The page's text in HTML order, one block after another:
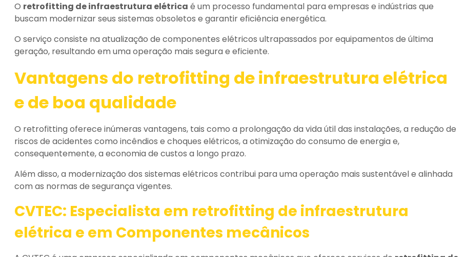
O retrofitting de infraestrutura elétrica é um processo fundamental para empresas e indústrias que
buscam modernizar seus sistemas obsoletos e garantir eficiência energética.
O serviço consiste na atualização de componentes elétricos ultrapassados por equipamentos de última
geração, resultando em uma operação mais segura e eficiente.
Vantagens do retrofitting de infraestrutura elétrica
e de boa qualidade
O retrofitting oferece inúmeras vantagens, tais como a prolongação da vida útil das instalações, a redução de
riscos de acidentes como incêndios e choques elétricos, a otimização do consumo de energia e,
consequentemente, a economia de custos a longo prazo.
Além disso, a modernização dos sistemas elétricos contribui para uma operação mais sustentável e alinhada
com as normas de segurança vigentes.
CVTEC: Especialista em retrofitting de infraestrutura
elétrica e em Componentes mecânicos